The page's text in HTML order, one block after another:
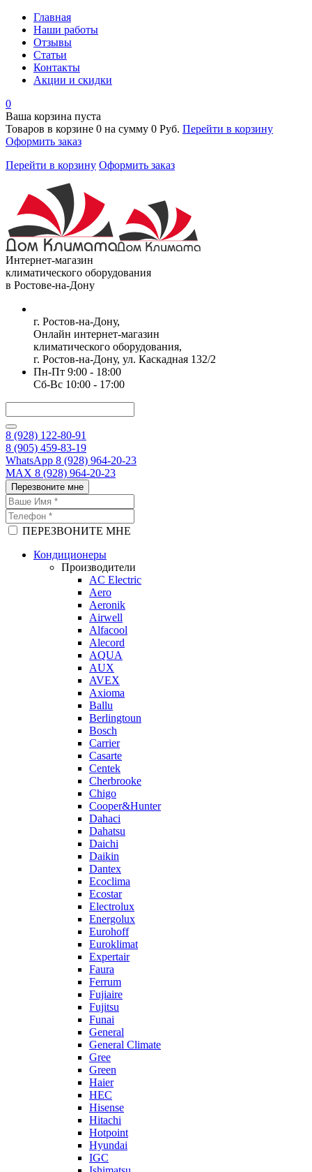
Главная
Наши работы
Отзывы
Статьи
Контакты
Акции и скидки
0
Ваша корзина пуста
Товаров в корзине 0 на сумму 0 Руб. Перейти в корзину
Оформить заказ
Перейти в корзину Оформить заказ
Интернет-магазин
климатического оборудования
в Ростове-на-Дону
г. Ростов-на-Дону,
Онлайн интернет-магазин
климатического оборудования,
г. Ростов-на-Дону, ул. Каскадная 132/2
Пн-Пт 9:00 - 18:00
Сб-Вс 10:00 - 17:00
8 (928) 122-80-91
8 (905) 459-83-19
WhatsApp 8 (928) 964-20-23
MAX 8 (928) 964-20-23
Перезвоните мне
ПЕРЕЗВОНИТЕ МНЕ
Кондиционеры
Производители
AC Electric
Aero
Aeronik
Airwell
Alfacool
Alecord
AQUA
AUX
AVEX
Axioma
Ballu
Berlingtoun
Bosch
Carrier
Casarte
Centek
Cherbrooke
Chigo
Cooper&Hunter
Dahaci
Dahatsu
Daichi
Daikin
Dantex
Ecoclima
Ecostar
Electrolux
Energolux
Eurohoff
Euroklimat
Expertair
Faura
Ferrum
Fujiaire
Fujitsu
Funai
General
General Climate
Gree
Green
Haier
HEC
Hisense
Hitachi
Hotpoint
Hyundai
IGC